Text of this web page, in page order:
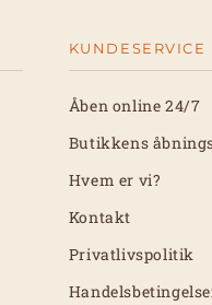
KUNDESERVICE
Åben online 24/7
Butikkens
Hvem er vi?
Kontakt
Privatlivspolitik